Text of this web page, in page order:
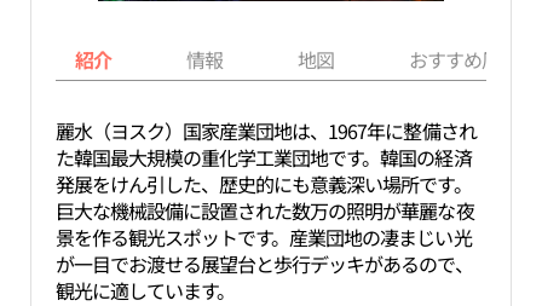
紹介 情報 地図 おすすめ周辺
麗水（ヨスク）国家産業団地は、1967年に整備され
た韓国最大規模の重化学工業団地です。韓国の経済
発展をけん引した、歴史的にも意義深い場所です。
巨大な機械設備に設置された数万の照明が華麗な夜
景を作る観光スポットです。産業団地の凄まじい光
が一目でお渡せる展望台と歩行デッキがあるので、
観光に適しています。